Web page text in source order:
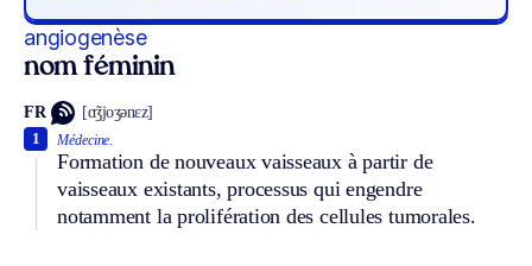
angiogenèse
nom féminin
FR [ɑ̃ʒjoʒənɛz]
Médecine.
Formation de nouveaux vaisseaux à partir de
vaisseaux existants, processus qui engendre
notamment la prolifération des cellules tumorales.
1